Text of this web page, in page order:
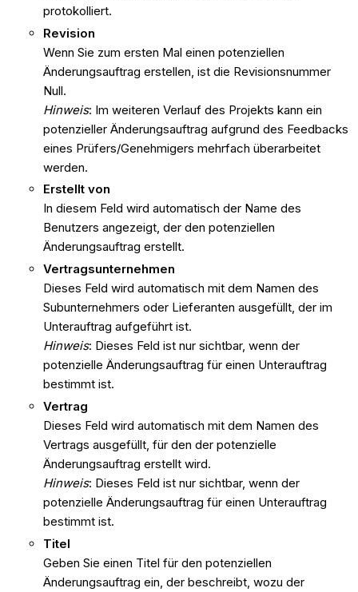
protokolliert.
Revision
Wenn Sie zum ersten Mal einen potenziellen
Änderungsauftrag erstellen, ist die Revisionsnummer
Null.
Hinweis: Im weiteren Verlauf des Projekts kann ein
potenzieller Änderungsauftrag aufgrund des Feedbacks
eines Prüfers/Genehmigers mehrfach überarbeitet
werden.
Erstellt von
In diesem Feld wird automatisch der Name des
Benutzers angezeigt, der den potenziellen
Änderungsauftrag erstellt.
Vertragsunternehmen
Dieses Feld wird automatisch mit dem Namen des
Subunternehmers oder Lieferanten ausgefüllt, der im
Unterauftrag aufgeführt ist.
Hinweis: Dieses Feld ist nur sichtbar, wenn der
potenzielle Änderungsauftrag für einen Unterauftrag
bestimmt ist.
Vertrag
Dieses Feld wird automatisch mit dem Namen des
Vertrags ausgefüllt, für den der potenzielle
Änderungsauftrag erstellt wird.
Hinweis: Dieses Feld ist nur sichtbar, wenn der
potenzielle Änderungsauftrag für einen Unterauftrag
bestimmt ist.
Titel
Geben Sie einen Titel für den potenziellen
Änderungsauftrag ein, der beschreibt, wozu der